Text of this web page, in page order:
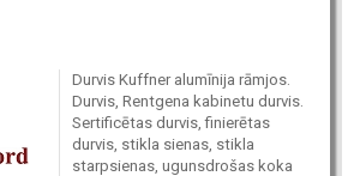
Durvis Kuffner alumīnija rāmjos.
Durvis, Rentgena kabinetu durvis.
Sertificētas durvis, finierētas
durvis, stikla sienas, stikla
starpsienas, ugunsdrošas koka